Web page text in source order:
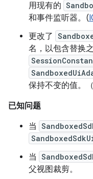
用现有的
和事件监听器。(
更改了
名，以包含替换
保持不变的值。（
已知问题
当
当
父视图裁剪。